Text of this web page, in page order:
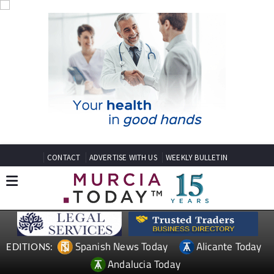
CONTACT ADVERTISE WITH US WEEKLY BULLETIN
EDITIONS: Spanish News Today
Alicante Today
Andalucia Today